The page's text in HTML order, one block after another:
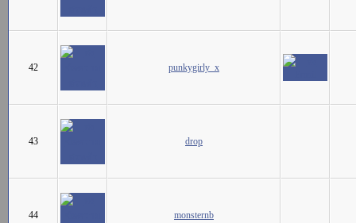
42 punkygirly_x
43 drop
44 monsternb